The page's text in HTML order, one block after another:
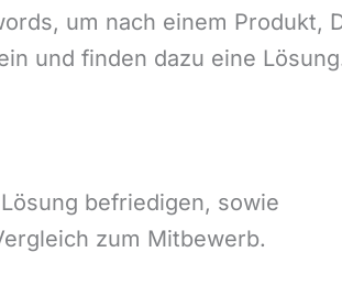
um nach einem
und finden dazu eine
befriedigen, sowie
zum Mitbewerb.